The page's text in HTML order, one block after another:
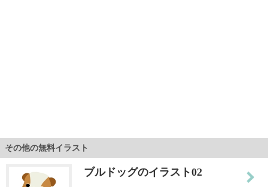
その他の無料イラスト
ブルドッグのイラスト02